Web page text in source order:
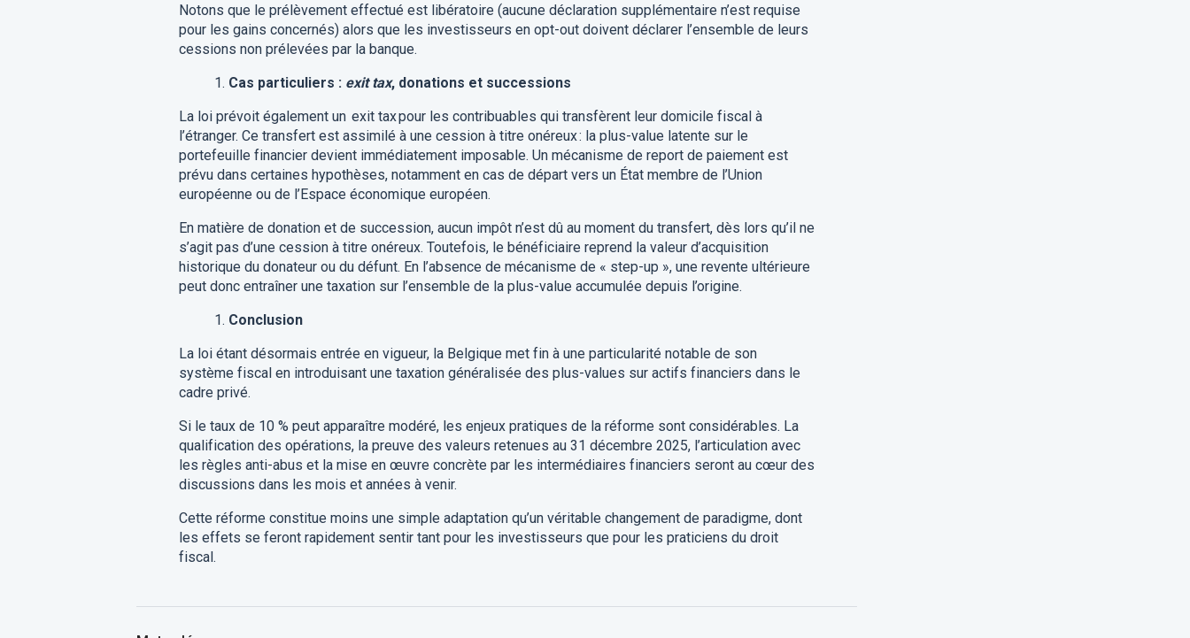
Notons que le prélèvement effectué est libératoire (aucune déclaration supplémentaire n’est requise
pour les gains concernés) alors que les investisseurs en opt-out doivent déclarer l’ensemble de leurs
cessions non prélevées par la banque.
Cas particuliers : exit tax, donations et successions
La loi prévoit également un exit tax pour les contribuables qui transfèrent leur domicile fiscal à
l’étranger. Ce transfert est assimilé à une cession à titre onéreux : la plus-value latente sur le
portefeuille financier devient immédiatement imposable. Un mécanisme de report de paiement est
prévu dans certaines hypothèses, notamment en cas de départ vers un État membre de l’Union
européenne ou de l’Espace économique européen.
En matière de donation et de succession, aucun impôt n’est dû au moment du transfert, dès lors qu’il ne
s’agit pas d’une cession à titre onéreux. Toutefois, le bénéficiaire reprend la valeur d’acquisition
historique du donateur ou du défunt. En l’absence de mécanisme de « step-up », une revente ultérieure
peut donc entraîner une taxation sur l’ensemble de la plus-value accumulée depuis l’origine.
Conclusion
La loi étant désormais entrée en vigueur, la Belgique met fin à une particularité notable de son
système fiscal en introduisant une taxation généralisée des plus-values sur actifs financiers dans le
cadre privé.
Si le taux de 10 % peut apparaître modéré, les enjeux pratiques de la réforme sont considérables. La
qualification des opérations, la preuve des valeurs retenues au 31 décembre 2025, l’articulation avec
les règles anti-abus et la mise en œuvre concrète par les intermédiaires financiers seront au cœur des
discussions dans les mois et années à venir.
Cette réforme constitue moins une simple adaptation qu’un véritable changement de paradigme, dont
les effets se feront rapidement sentir tant pour les investisseurs que pour les praticiens du droit
fiscal.